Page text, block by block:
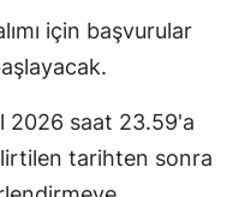
için başvurular
2026 saat 23.59'a
tarihten sonra